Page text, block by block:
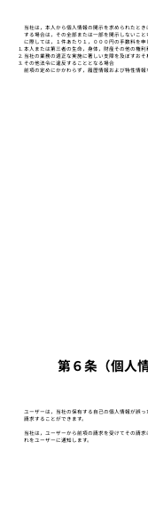
当社は，本人から個人情報の開示を求められたと
する場合は，その全部または一部を開示しないこ
に際しては，１件あたり１，０００円の手数料を申
本人または第三者の生命，身体，財産その他の権
当社の業務の適正な実施に著しい支障を及ぼすおそ
その他法令に違反することとなる場合
前項の定めにかかわらず，履歴情報および特性情
第６条（個人
ユーザーは，当社の保有する自己の個人情報が誤
請求することができます。
当社は，ユーザーから前項の請求を受けてその請
れをユーザーに通知します。